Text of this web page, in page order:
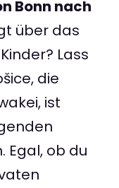
Bonn nach
über das
Lass
die
ist
Egal, ob du